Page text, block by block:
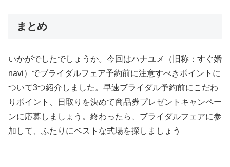
まとめ
いかがでしたでしょうか。今回はハナユメ（旧称：すぐ婚
navi）でブライダルフェア予約前に注意すべきポイントに
ついて3つ紹介しました。早速ブライダル予約前にこだわ
りポイント、日取りを決めて商品券プレゼントキャンペー
ンに応募しましょう。終わったら、ブライダルフェアに参
加して、ふたりにベストな式場を探しましょう